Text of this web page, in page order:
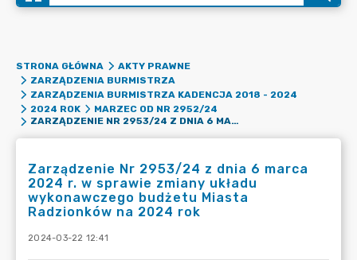
STRONA GŁÓWNA
AKTY PRAWNE
ZARZĄDZENIA BURMISTRZA
ZARZĄDZENIA BURMISTRZA KADENCJA 2018 - 2024
2024 ROK
MARZEC OD NR 2952/24
ZARZĄDZENIE NR 2953/24 Z DNIA 6 MARCA 2024 R. W SPRAWIE ZMIANY UKŁADU WYKONAWCZEGO BUDŻETU MIASTA RADZIONKÓW NA 2024 ROK
Zarządzenie Nr 2953/24 z dnia 6 marca
2024 r. w sprawie zmiany układu
wykonawczego budżetu Miasta
Radzionków na 2024 rok
2024-03-22 12:41